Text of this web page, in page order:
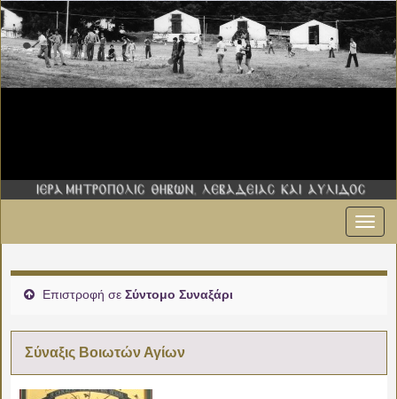
Επιστροφή σε Σύντομο Συναξάρι
Σύναξις Βοιωτών Αγίων